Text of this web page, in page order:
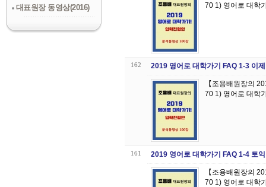
대표원장 동영상(2016)
70 1) 영어로 대학
162 2019 영어로 대학가기 FAQ 1-3 이
【조용배원장의
161 2019 영어로 대학가기 FAQ 1-4 토
【조용배원장의
70 1) 영어로 대학